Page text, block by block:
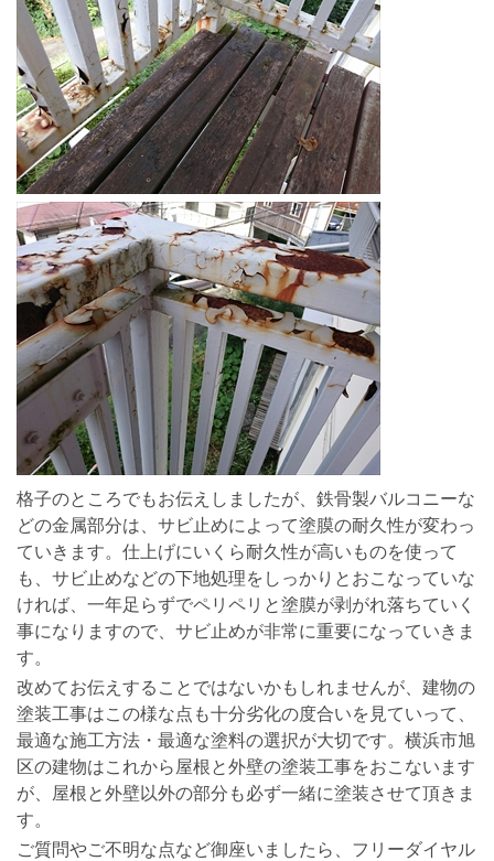
格子のところでもお伝えしましたが、鉄骨製バルコニーな
どの金属部分は、サビ止めによって塗膜の耐久性が変わっ
ていきます。仕上げにいくら耐久性が高いものを使って
も、サビ止めなどの下地処理をしっかりとおこなっていな
ければ、一年足らずでペリペリと塗膜が剥がれ落ちていく
事になりますので、サビ止めが非常に重要になっていきま
す。
改めてお伝えすることではないかもしれませんが、建物の
塗装工事はこの様な点も十分劣化の度合いを見ていって、
最適な施工方法・最適な塗料の選択が大切です。横浜市旭
区の建物はこれから屋根と外壁の塗装工事をおこないます
が、屋根と外壁以外の部分も必ず一緒に塗装させて頂きま
す。
ご質問やご不明な点など御座いましたら、フリーダイヤル